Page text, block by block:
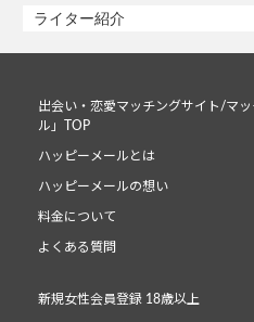
ライター紹介
出会い・恋愛マッチングサイト/マ
ル」TOP
ハッピーメールとは
ハッピーメールの想い
料金について
よくある質問
新規女性会員登録 18歳以上